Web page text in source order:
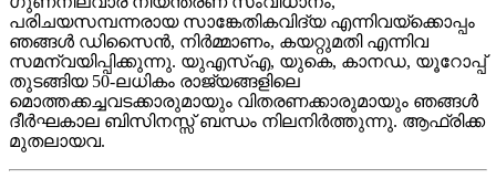
പരിചയസമ്പന്നരായ സാങ്കേതികവിദ്യ എന്നിവയ്‌ക്കൊപ്പം
ഞങ്ങൾ ഡിസൈൻ, നിർമ്മാണം, കയറ്റുമതി എന്നിവ
സമന്വയിപ്പിക്കുന്നു. യുഎസ്എ, യുകെ, കാനഡ, യൂറോപ്പ്
തുടങ്ങിയ 50-ലധികം രാജ്യങ്ങളിലെ
മൊത്തക്കച്ചവടക്കാരുമായും വിതരണക്കാരുമായും ഞങ്ങൾ
ദീർഘകാല ബിസിനസ്സ് ബന്ധം നിലനിർത്തുന്നു. ആഫ്രിക്ക
മുതലായവ.